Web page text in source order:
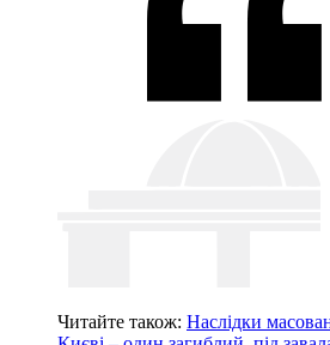
Читайте також: Наслідки